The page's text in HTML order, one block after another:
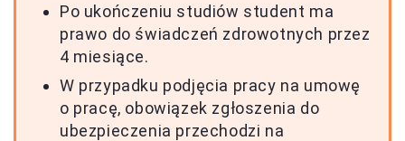
Po ukończeniu studiów student ma
prawo do świadczeń zdrowotnych przez
4 miesiące.
W przypadku podjęcia pracy na umowę
o pracę, obowiązek zgłoszenia do
ubezpieczenia przechodzi na